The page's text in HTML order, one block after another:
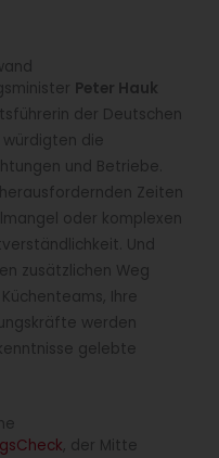
Peter Hauk
der Deutschen
würdigten die
und Betriebe.
Zeiten
oder komplexen
Und
zusätzlichen Weg
Ihre
werden
gelebte
, der Mitte